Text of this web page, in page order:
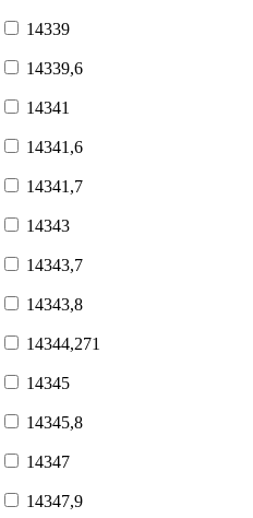
14339
14339,6
14341
14341,6
14341,7
14343
14343,7
14343,8
14344,271
14345
14345,8
14347
14347,9